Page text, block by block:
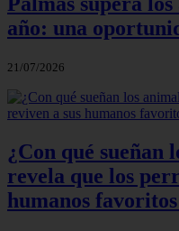
año: una
21/07/2026
¿Con qué sueñan
revela que los
humanos